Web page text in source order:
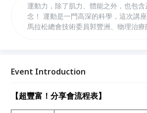
運動力，除了肌力、體能之外，也包
念！ 運動是一門高深的科學，這次講
馬拉松總會技術委員郭豐洲、物理治
Event Introduction
【超豐富！分享會流程表】